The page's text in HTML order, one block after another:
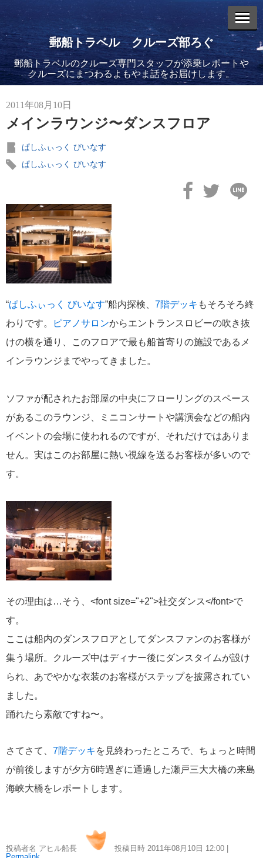
郵船トラベル クルーズ部ろぐ
郵船トラベルのクルーズ専門スタッフが添乗レポートや
クルーズにまつわるよもやま話をお届けします。
2011年08月10日
メインラウンジ〜ダンスフロア
ぱしふぃっく びいなす
ぱしふぃっく びいなす
“ぱしふぃっく びいなす”船内探検、 7階デッキ もそろそろ終
わりです。
ピアノサロンからエントランスロビーの吹き抜
けの横を通り、このフロアで最も船首寄りの施設であるメ
インラウンジまでやってきました。
ソファが配されたお部屋の中央にフローリングのスペース
があるこのラウンジ、ミニコンサートや講演会などの船内
イベントの会場に使われるのですが、それだけではありま
せん。実はこのお部屋に熱い視線を送るお客様が多いので
す。
その理由は…そう、<font size="+2">社交ダンス</font>で
す。
ここは船内のダンスフロアとしてダンスファンのお客様が
集う場所。クルーズ中はディナー後にダンスタイムが設け
られ、あでやかな衣装のお客様がステップを披露されてい
ました。
踊れたら素敵ですね〜。
さてさて、 7階デッキ を見終わったところで、ちょっと時間
が前後しますが夕方6時過ぎに通過した瀬戸三大大橋の来島
海峡大橋をレポートします。
投稿者名 アヒル船長 投稿日時 2011年08月10日 12:00
エントリーリスト
2026年08月06日
バイキング・エデンに乗船してきました！(2)
2026年08月05日
バイキング・エデンに乗船してきました！(1)
2026年02月19日
飛鳥II アジアグランドクルーズおかえりなさい！
2026年02月16日
飛鳥II 2027年オセアニアグランドクルーズ発表！
2026年02月04日
飛鳥II 小山薫堂×飛鳥II～洋上の大人の文化祭～本日発売です
2026年01月30日
飛鳥II シンガポール寄港中です！
カテゴリーリスト
世界一周クルーズ
飛鳥II 2018年世界一周クルーズ
コースご案内